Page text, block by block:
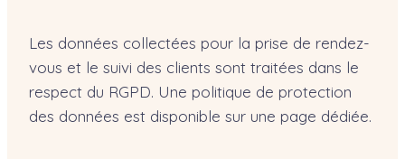
Les données collectées pour la prise de rendez-
vous et le suivi des clients sont traitées dans le
respect du RGPD. Une politique de protection
des données est disponible sur une page dédiée.